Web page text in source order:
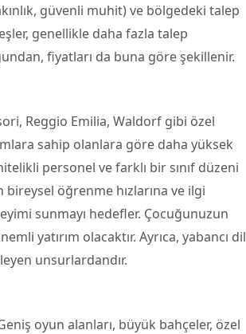
güvenli muhit) ve bölgedeki talep
genellikle daha fazla talep
fiyatları da buna göre şekillenir.
Reggio Emilia, Waldorf gibi özel
sahip olanlara göre daha yüksek
personel ve farklı bir sınıf düzeni
öğrenme hızlarına ve ilgi
sunmayı hedefler. Çocuğunuzun
yatırım olacaktır. Ayrıca, yabancı dil
unsurlardandır.
oyun alanları, büyük bahçeler, özel